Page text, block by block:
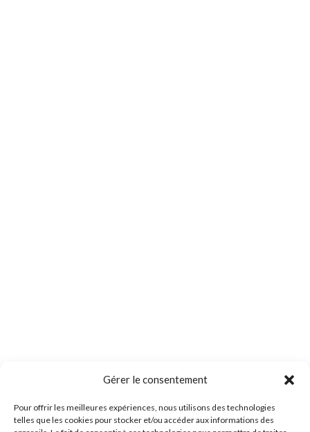
Gérer le consentement
Pour offrir les meilleures expériences, nous utilisons des technologies
telles que les cookies pour stocker et/ou accéder aux informations des